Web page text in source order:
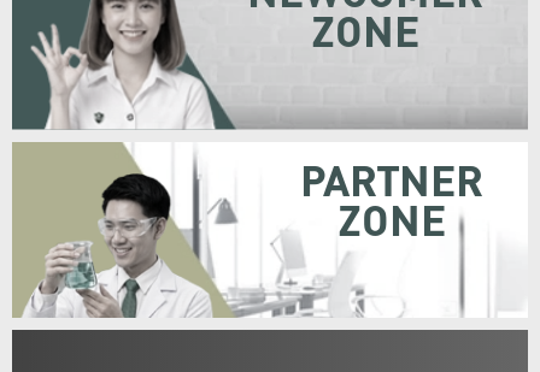
ZONE
PARTNER
ZONE